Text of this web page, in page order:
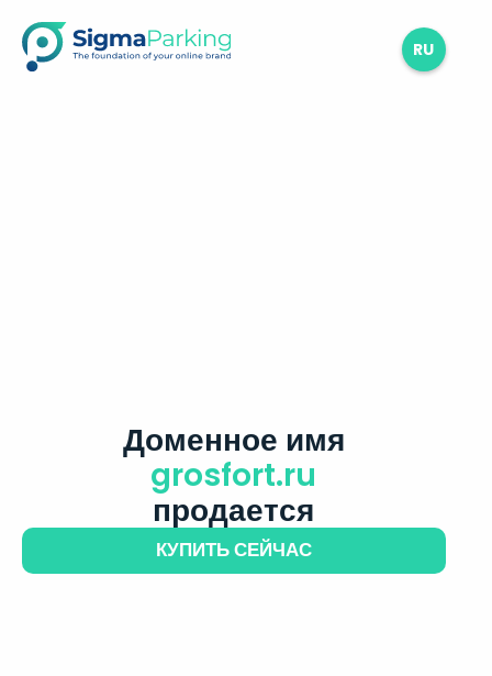
RU
Доменное имя
grosfort.ru
продается
КУПИТЬ СЕЙЧАС